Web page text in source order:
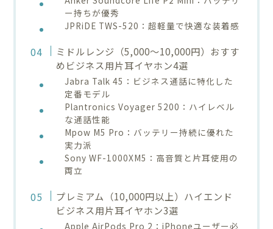
ー持ちが優秀
JPRiDE TWS-520：超軽量で快適な装着感
ミドルレンジ（5,000〜10,000円）おすす
めビジネス用片耳イヤホン4選
Jabra Talk 45：ビジネス通話に特化した
定番モデル
Plantronics Voyager 5200：ハイレベル
な通話性能
Mpow M5 Pro：バッテリー持続に優れた
実力派
Sony WF-1000XM5：高音質と片耳使用の
両立
プレミアム（10,000円以上）ハイエンド
ビジネス用片耳イヤホン3選
Apple AirPods Pro 2：iPhoneユーザー必